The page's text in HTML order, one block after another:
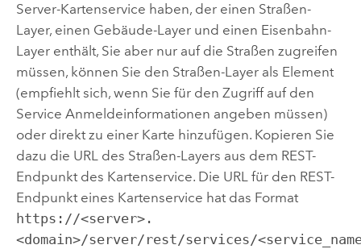
Server-Kartenservice haben, der einen Straßen-
Layer, einen Gebäude-Layer und einen Eisenbahn-
Layer enthält, Sie aber nur auf die Straßen zugreifen
müssen, können Sie den Straßen-Layer als Element
(empfiehlt sich, wenn Sie für den Zugriff auf den
Service Anmeldeinformationen angeben müssen)
oder direkt zu einer Karte hinzufügen. Kopieren Sie
dazu die URL des Straßen-Layers aus dem REST-
Endpunkt des Kartenservice. Die URL für den REST-
Endpunkt eines Kartenservice hat das Format
https://<server>.
<domain>/server/rest/services/